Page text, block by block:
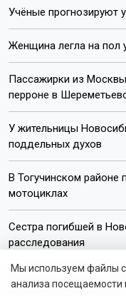
Учёные прогнозируют
Женщина легла на пол
Пассажирки из
перроне в
У жительницы
поддельных духов
В Тогучинском районе
мотоциклах
Сестра погибшей в
расследования
Ещё 22 многодетные
пожарные извещатели
Мы используем файлы
анализа посещаемости